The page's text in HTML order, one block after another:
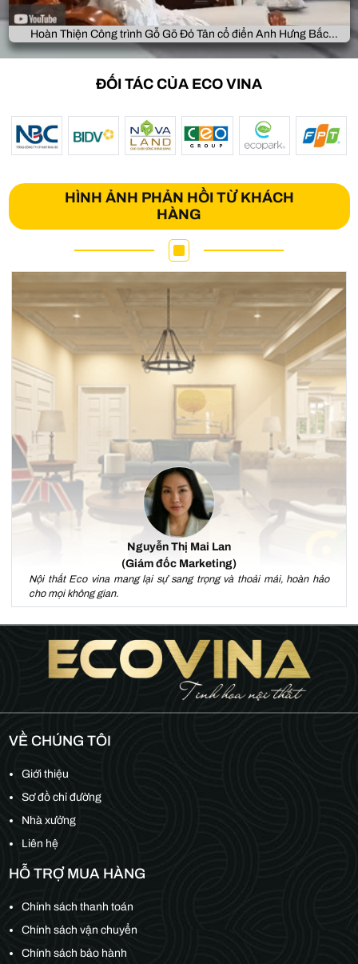
Hoàn Thiện Công trình Gỗ Gõ Đỏ Tân cổ điển Anh Hưng Bắc
Giang
ĐỐI TÁC CỦA ECO VINA
HÌNH ẢNH PHẢN HỒI TỪ KHÁCH
HÀNG
Nguyễn Thị Mai Lan
(Giám đốc Marketing)
Nội thất Eco vina mang lại sự sang trọng và thoải mái, hoàn hảo
cho mọi không gian.
VỀ CHÚNG TÔI
Giới thiệu
Sơ đồ chỉ đường
Nhà xưởng
Liên hệ
HỖ TRỢ MUA HÀNG
Chính sách thanh toán
Chính sách vận chuyển
Chính sách bảo hành